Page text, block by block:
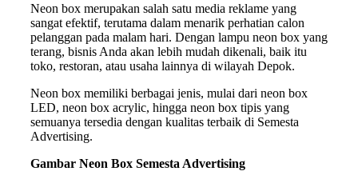
Neon box merupakan salah satu media reklame yang
sangat efektif, terutama dalam menarik perhatian calon
pelanggan pada malam hari. Dengan lampu neon box yang
terang, bisnis Anda akan lebih mudah dikenali, baik itu
toko, restoran, atau usaha lainnya di wilayah Depok.
Neon box memiliki berbagai jenis, mulai dari neon box
LED, neon box acrylic, hingga neon box tipis yang
semuanya tersedia dengan kualitas terbaik di Semesta
Advertising.
Gambar Neon Box Semesta Advertising